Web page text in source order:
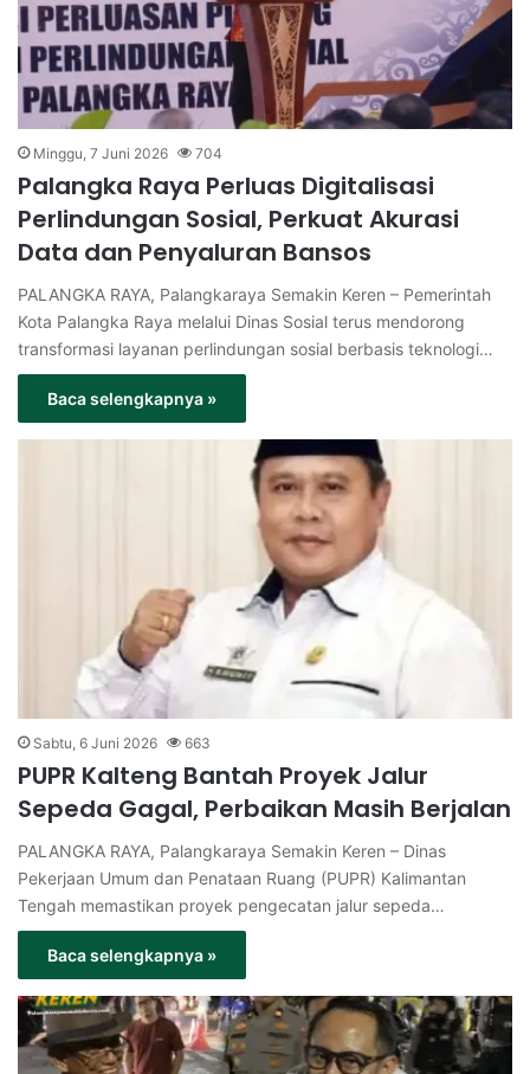
Minggu, 7 Juni 2026 704
Palangka Raya Perluas Digitalisasi
Perlindungan Sosial, Perkuat Akurasi
Data dan Penyaluran Bansos
PALANGKA RAYA, Palangkaraya Semakin Keren – Pemerintah
Kota Palangka Raya melalui Dinas Sosial terus mendorong
transformasi layanan perlindungan sosial berbasis teknologi…
Baca selengkapnya »
Sabtu, 6 Juni 2026 663
PUPR Kalteng Bantah Proyek Jalur
Sepeda Gagal, Perbaikan Masih Berjalan
PALANGKA RAYA, Palangkaraya Semakin Keren – Dinas
Pekerjaan Umum dan Penataan Ruang (PUPR) Kalimantan
Tengah memastikan proyek pengecatan jalur sepeda…
Baca selengkapnya »